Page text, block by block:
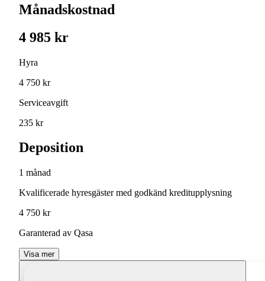
Månadskostnad
4 985 kr
Hyra
4 750 kr
Serviceavgift
235 kr
Deposition
1 månad
Kvalificerade hyresgäster med godkänd kreditupplysning
4 750 kr
Garanterad av Qasa
Visa mer